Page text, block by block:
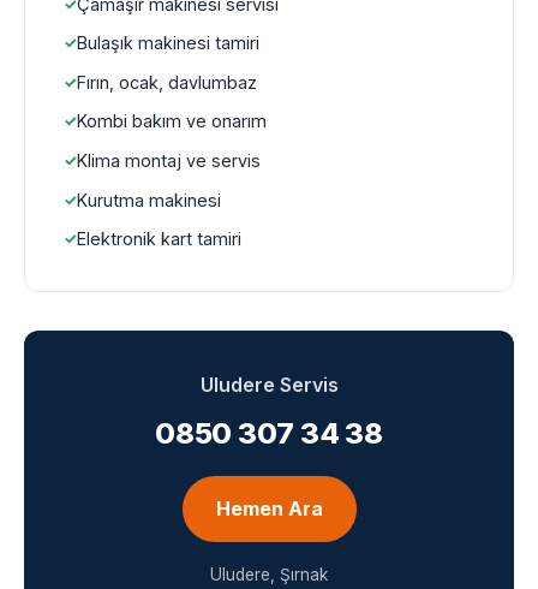
Bulaşık makinesi tamiri
Fırın, ocak, davlumbaz
Kombi bakım ve onarım
Klima montaj ve servis
Kurutma makinesi
Elektronik kart tamiri
Uludere Servis
0850 307 34 38
Hemen Ara
Uludere, Şırnak